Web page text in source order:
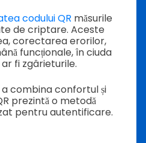
codului QR măsurile
de criptare. Aceste
corectarea erorilor,
funcționale, în ciuda
fi zgârieturile.
combina confortul și
prezintă o metodă
pentru autentificare.